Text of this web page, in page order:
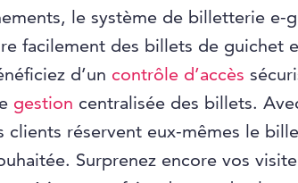
le système de billetterie e-
facilement des billets de guichet
d’un contrôle d’accès
gestion centralisée des billets.
clients réservent eux-mêmes le
Surprenez encore vos